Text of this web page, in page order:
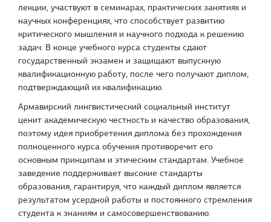
лекции, участвуют в семинарах, практических занятиях и
научных конференциях, что способствует развитию
критического мышления и научного подхода к решению
задач. В конце учебного курса студенты сдают
государственный экзамен и защищают выпускную
квалификационную работу, после чего получают диплом,
подтверждающий их квалификацию.
Армавирский лингвистический социальный институт
ценит академическую честность и качество образования,
поэтому идея приобретения диплома без прохождения
полноценного курса обучения противоречит его
основным принципам и этическим стандартам. Учебное
заведение поддерживает высокие стандарты
образования, гарантируя, что каждый диплом является
результатом усердной работы и постоянного стремления
студента к знаниям и самосовершенствованию.